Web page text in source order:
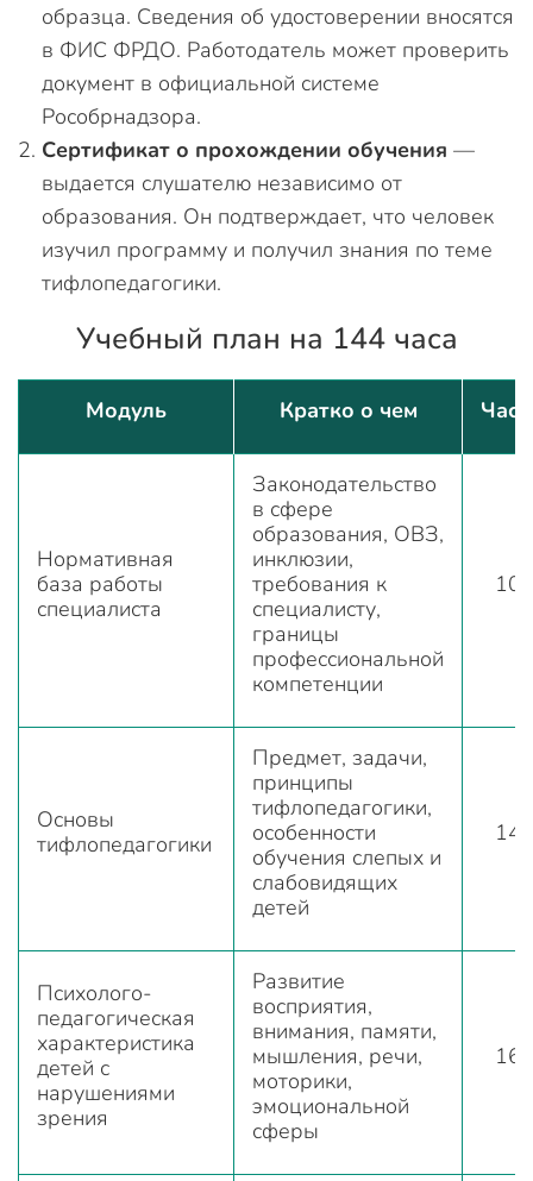
образца. Сведения об удостоверении вносятся
в ФИС ФРДО. Работодатель может проверить
документ в официальной системе
Рособрнадзора.
Сертификат о прохождении обучения —
выдается слушателю независимо от
образования. Он подтверждает, что человек
изучил программу и получил знания по теме
тифлопедагогики.
Учебный план на 144 часа
Модуль Кратко о чем
Нормативная
база работы
специалиста
Законодательство
в сфере
образования, ОВЗ,
инклюзии,
требования к
специалисту,
границы
профессиональной
компетенции
10
Основы
тифлопедагогики
Предмет, задачи,
принципы
тифлопедагогики,
особенности
обучения слепых и
слабовидящих
детей
14
Психолого-
педагогическая
характеристика
детей с
нарушениями
зрения
Развитие
восприятия,
внимания, памяти,
мышления, речи,
моторики,
эмоциональной
сферы
16